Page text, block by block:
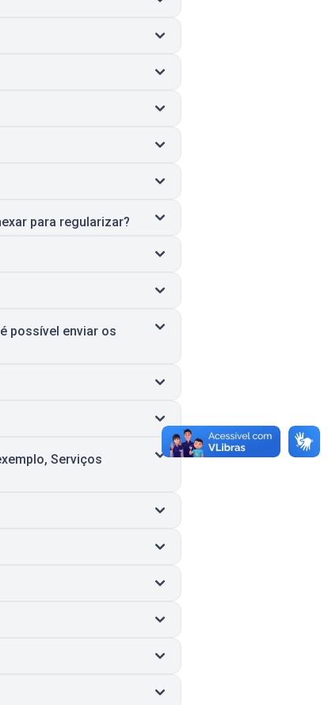
para regularizar?
possível enviar os
Serviços